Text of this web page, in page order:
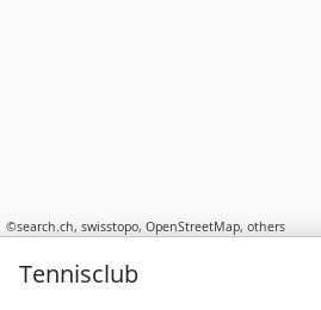
©search.ch, swisstopo, OpenStreetMap, others
Tennisclub